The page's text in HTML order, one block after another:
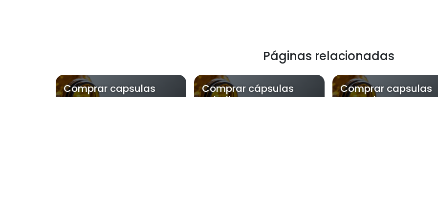
Páginas relacionadas
Comprar capsulas
termo nac
Comprar cápsulas
spirulina
Comprar capsulas
naturais